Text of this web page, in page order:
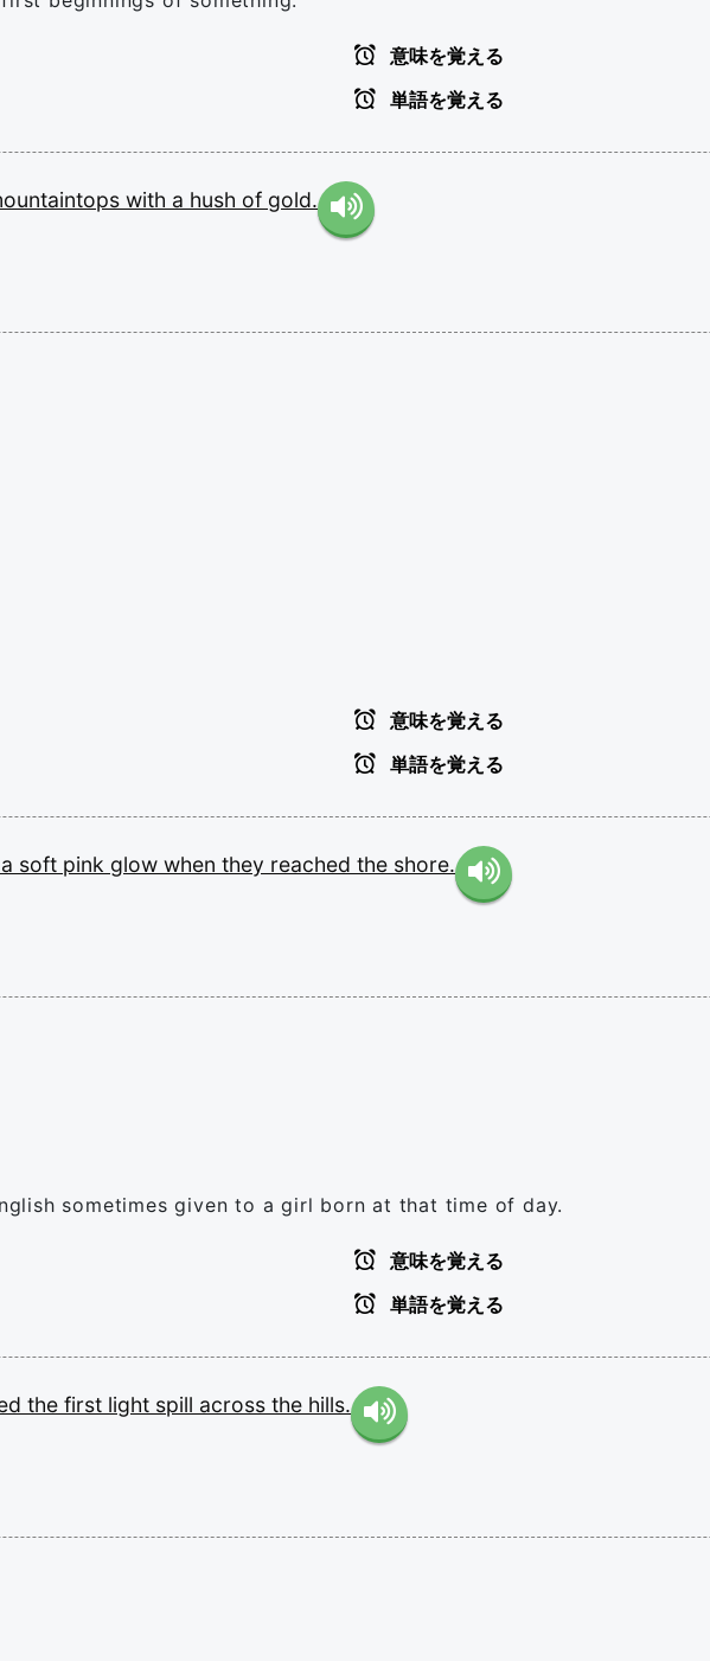
意味を覚える
単語を覚える
with a hush of gold.
意味を覚える
単語を覚える
a soft pink glow when they reached the shore.
sometimes given to a girl born at that time of day.
意味を覚える
単語を覚える
the first light spill across the hills.